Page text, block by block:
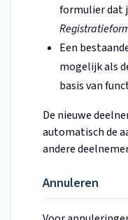
formulier dat
Een
mogelijk als
basis van
De nieuwe
automatisch de
andere
Annuleren